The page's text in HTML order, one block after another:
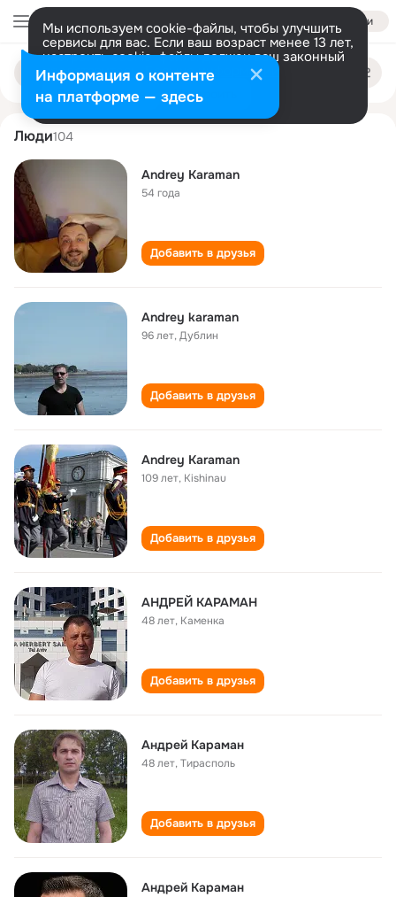
Войти
Мы используем cookie-файлы, чтобы улучшить
сервисы для вас. Если ваш возраст менее 13 лет,
настроить cookie-файлы должен ваш законный
представитель. Больше информации
Разрешить все Настроить
Поиск
людям
andrey karaman
Люди104
Andrey Karaman
54 года
Добавить в друзья
Andrey karaman
96 лет,Дублин
Добавить в друзья
Andrey Karaman
109 лет, Kishinau
Добавить в друзья
АНДРЕЙ КАРАМАН
48 лет, Каменка
Добавить в друзья
Андрей Караман
48 лет,Тирасполь
Добавить в друзья
Андрей Караман
Информация о контенте
на платформе — здесь